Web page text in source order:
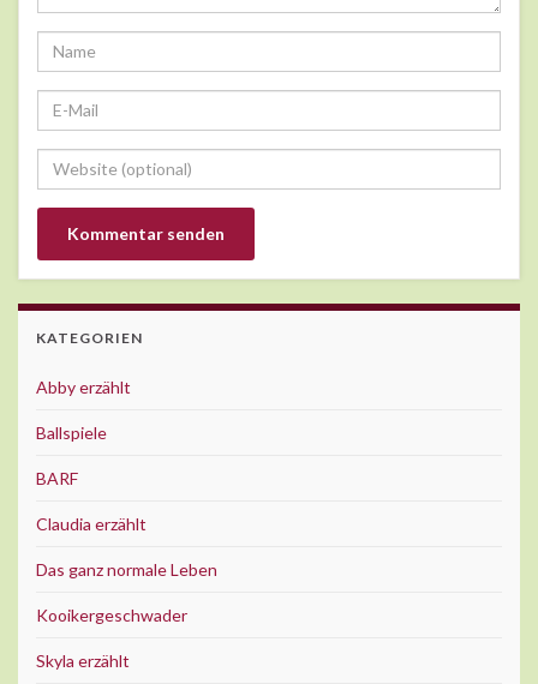
KATEGORIEN
Abby erzählt
Ballspiele
BARF
Claudia erzählt
Das ganz normale Leben
Kooikergeschwader
Skyla erzählt